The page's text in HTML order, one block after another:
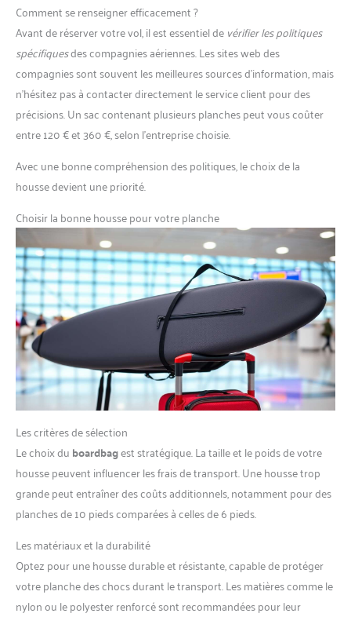
Comment se renseigner efficacement ?
Avant de réserver votre vol, il est essentiel de vérifier les politiques
spécifiquesdes compagnies aériennes. Les sites web des
compagnies sont souvent les meilleures sources d’information, mais
n’hésitez pas à contacter directement le service client pour des
précisions. Un sac contenant plusieurs planches peut vous coûter
entre 120 € et 360 €, selon l’entreprise choisie.
Avec une bonne compréhension des politiques, le choix de la
housse devient une priorité.
Choisir la bonne housse pour votre planche
Les critères de sélection
Le choix du boardbagest stratégique. La taille et le poids de votre
housse peuvent influencer les frais de transport. Une housse trop
grande peut entraîner des coûts additionnels, notamment pour des
planches de 10 pieds comparées à celles de 6 pieds.
Les matériaux et la durabilité
Optez pour une housse durable et résistante, capable de protéger
votre planche des chocs durant le transport. Les matières comme le
nylon ou le polyester renforcé sont recommandées pour leur